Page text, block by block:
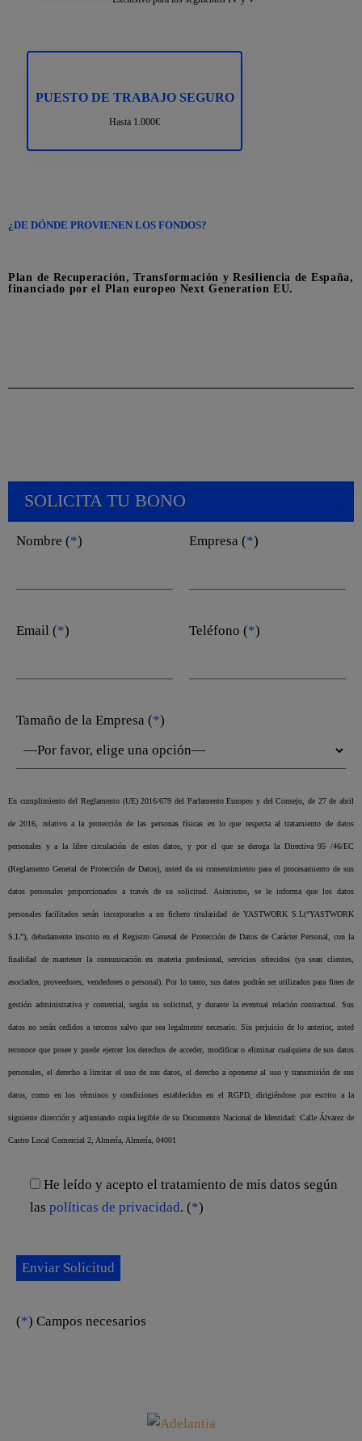
PUESTO DE TRABAJO SEGURO
Hasta 1.000€
¿DE DÓNDE PROVIENEN LOS FONDOS?
Plan de Recuperación, Transformación y Resiliencia de España,
financiado por el Plan europeo Next Generation EU.
SOLICITA TU BONO
Nombre (*) Empresa (*)
Email (*) Teléfono (*)
Tamaño de la Empresa (*)
En cumplimiento del Reglamento (UE) 2016/679 del Parlamento Europeo y del Consejo, de 27 de abril
de 2016, relativo a la protección de las personas físicas en lo que respecta al tratamiento de datos
personales y a la libre circulación de estos datos, y por el que se deroga la Directiva 95 /46/EC
(Reglamento General de Protección de Datos), usted da su consentimiento para el procesamiento de sus
datos personales proporcionados a través de su solicitud. Asimismo, se le informa que los datos
personales facilitados serán incorporados a un fichero titularidad de YASTWORK S.L(“YASTWORK
S.L”), debidamente inscrito en el Registro General de Protección de Datos de Carácter Personal, con la
finalidad de mantener la comunicación en materia profesional, servicios ofrecidos (ya sean clientes,
asociados, proveedores, vendedores o personal). Por lo tanto, sus datos podrán ser utilizados para fines de
gestión administrativa y comercial, según su solicitud, y durante la eventual relación contractual. Sus
datos no serán cedidos a terceros salvo que sea legalmente necesario. Sin perjuicio de lo anterior, usted
reconoce que posee y puede ejercer los derechos de acceder, modificar o eliminar cualquiera de sus datos
personales, el derecho a limitar el uso de sus datos, el derecho a oponerse al uso y transmisión de sus
datos, como en los términos y condiciones establecidos en el RGPD, dirigiéndose por escrito a la
siguiente dirección y adjuntando copia legible de su Documento Nacional de Identidad: Calle Álvarez de
Castro Local Comercial 2, Almería, Almería, 04001
He leído y acepto el tratamiento de mis datos según
laspolíticas de privacidad. (*)
(*) Campos necesarios